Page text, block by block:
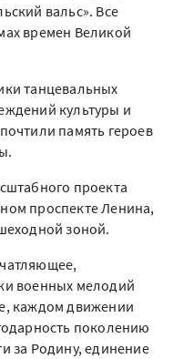
вальс». Все
времен Великой
танцевальных
культуры и
память героев
проекта
проспекте Ленина,
зоной.
военных мелодий
каждом движении
поколению
за Родину, единение